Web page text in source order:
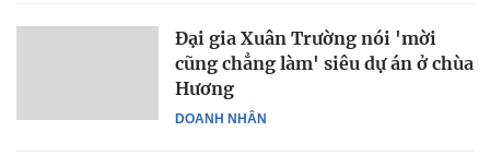
DOANH NHÂN
Đại gia Xuân Trường nói 'mời
cũng chẳng làm' siêu dự án ở chùa
Hương